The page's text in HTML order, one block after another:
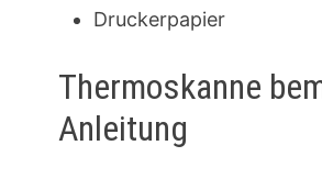
Druckerpapier
Thermoskanne
Anleitung